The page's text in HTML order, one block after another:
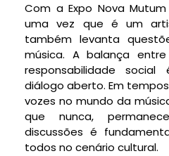
Com a Expo Nova
uma vez que é um
também levanta
música. A balança
responsabilidade
diálogo aberto. Em
vozes no mundo da
que nunca,
discussões é
todos no cenário cultural.